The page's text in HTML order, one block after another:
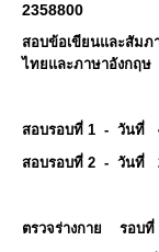
2358800
สอบข้อเขียนและสัม
ไทยและภาษาอังกฤษ
สอบรอบที่ 1 - วันที่
สอบรอบที่ 2 - วัน
ตรวจร่างกาย รอบที่